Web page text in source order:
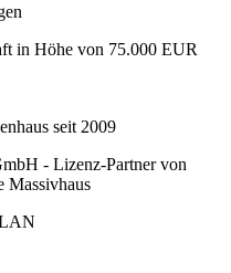
in Höhe von 75.000 EUR
- Lizenz-Partner von
Massivhaus